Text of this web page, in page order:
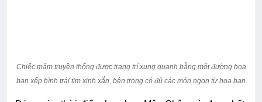
Chiếc mâm truyền thống được trang trí xung quanh bằng một đường hoa
ban xếp hình trái tim xinh xắn, bên trong có đủ các món ngon từ hoa ban